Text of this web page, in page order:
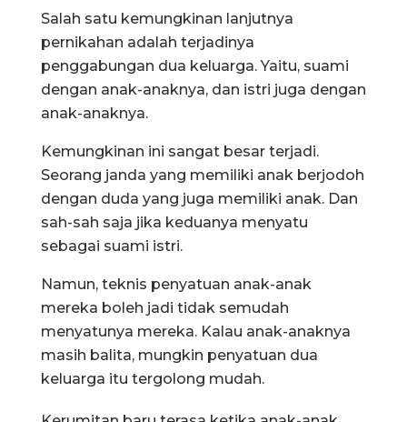
Salah satu kemungkinan lanjutnya
pernikahan adalah terjadinya
penggabungan dua keluarga. Yaitu, suami
dengan anak-anaknya, dan istri juga dengan
anak-anaknya.
Kemungkinan ini sangat besar terjadi.
Seorang janda yang memiliki anak berjodoh
dengan duda yang juga memiliki anak. Dan
sah-sah saja jika keduanya menyatu
sebagai suami istri.
Namun, teknis penyatuan anak-anak
mereka boleh jadi tidak semudah
menyatunya mereka. Kalau anak-anaknya
masih balita, mungkin penyatuan dua
keluarga itu tergolong mudah.